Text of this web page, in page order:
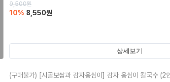
9,500원
10% 8,550원
상세보기
(구매불가) [시골보쌈과 감자옹심이] 감자 옹심이 칼국수 (2